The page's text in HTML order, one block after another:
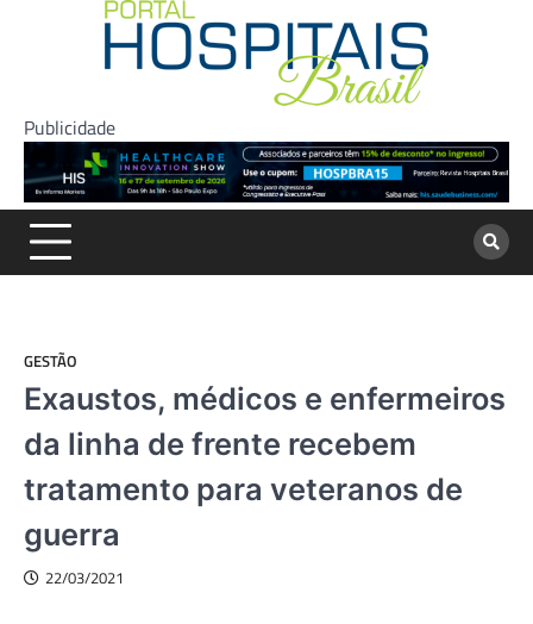
Publicidade
GESTÃO
Exaustos, médicos e enfermeiros
da linha de frente recebem
tratamento para veteranos de
guerra
22/03/2021